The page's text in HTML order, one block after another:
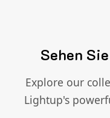
Sehen
Explore our
Lightup's